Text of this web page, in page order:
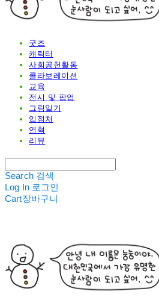
굿즈
캐릭터
사회공헌활동
콜라보레이션
교육
전시 및 팝업
그림일기
입점처
연혁
리뷰
Search 검색
Log In 로그인
Cart장바구니